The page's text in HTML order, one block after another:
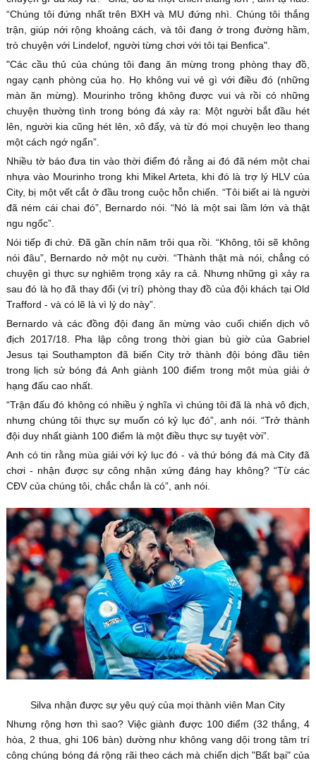
“Chúng tôi đứng nhất trên BXH và MU đứng nhì. Chúng tôi thắng
trận, giúp nới rộng khoảng cách, và tôi đang ở trong đường hầm,
trò chuyện với Lindelof, người từng chơi với tôi tại Benfica".
"Các cầu thủ của chúng tôi đang ăn mừng trong phòng thay đồ,
ngay cạnh phòng của họ. Họ không vui vẻ gì với điều đó (những
màn ăn mừng). Mourinho trông không được vui và rồi có những
chuyện thường tình trong bóng đá xảy ra: Một người bắt đầu hét
lên, người kia cũng hét lên, xô đẩy, và từ đó mọi chuyện leo thang
một cách ngớ ngẩn”.
Nhiều tờ báo đưa tin vào thời điểm đó rằng ai đó đã ném một chai
nhựa vào Mourinho trong khi Mikel Arteta, khi đó là trợ lý HLV của
City, bị một vết cắt ở đầu trong cuộc hỗn chiến. “Tôi biết ai là người
đã ném cái chai đó”, Bernardo nói. “Nó là một sai lầm lớn và thật
ngu ngốc”.
Nói tiếp đi chứ. Đã gần chín năm trôi qua rồi. “Không, tôi sẽ không
nói đâu”, Bernardo nở một nụ cười. “Thành thật mà nói, chẳng có
chuyện gì thực sự nghiêm trọng xảy ra cả. Nhưng những gì xảy ra
sau đó là họ đã thay đổi (vị trí) phòng thay đồ của đội khách tại Old
Trafford - và có lẽ là vì lý do này”.
Bernardo và các đồng đội đang ăn mừng vào cuối chiến dịch vô
địch 2017/18. Pha lập công trong thời gian bù giờ của Gabriel
Jesus tại Southampton đã biến City trở thành đội bóng đầu tiên
trong lịch sử bóng đá Anh giành 100 điểm trong một mùa giải ở
hạng đấu cao nhất.
“Trận đấu đó không có nhiều ý nghĩa vì chúng tôi đã là nhà vô địch,
nhưng chúng tôi thực sự muốn có kỷ lục đó”, anh nói. “Trở thành
đội duy nhất giành 100 điểm là một điều thực sự tuyệt vời”.
Anh có tin rằng mùa giải với kỷ lục đó - và thứ bóng đá mà City đã
chơi - nhận được sự công nhận xứng đáng hay không? “Từ các
CĐV của chúng tôi, chắc chắn là có”, anh nói.
Silva nhận được sự yêu quý của mọi thành viên Man City
Nhưng rộng hơn thì sao? Việc giành được 100 điểm (32 thắng, 4
hòa, 2 thua, ghi 106 bàn) dường như không vang dội trong tâm trí
công chúng bóng đá rộng rãi theo cách mà chiến dịch "Bất bại" của